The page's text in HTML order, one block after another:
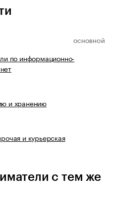
ОСНОВНОЙ
по информационно-
и хранению
и курьерская
с тем же